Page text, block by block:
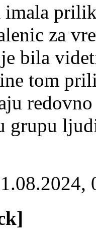
imala
za
bila
tom
grupu
1.08.2024,